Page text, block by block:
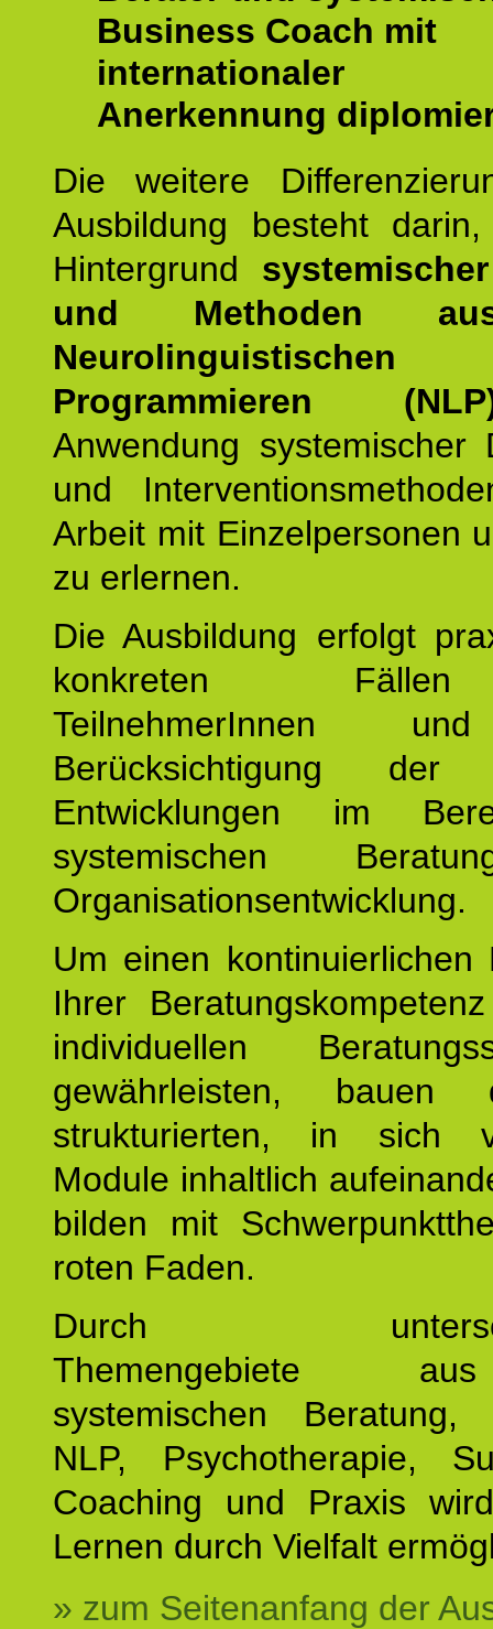
Business Coach mit
internationaler
Anerkennung
Die weitere
Ausbildung besteht
Hintergrund
und Methoden
Neurolinguistischen
Programmieren
Anwendung systemischer
und
Arbeit mit Einzelpersonen
zu erlernen.
Die Ausbildung erfolgt
konkreten
TeilnehmerInnen
Berücksichtigung der
Entwicklungen im
systemischen
Organisationsentwicklung.
Um einen kontinuierlichen
Ihrer
individuellen
gewährleisten,
strukturierten, in sich
Module inhaltlich
bilden mit
roten Faden.
Durch
Themengebiete
systemischen Beratung,
NLP, Psychotherapie,
Coaching und Praxis
Lernen durch Vielfalt
» zum Seitenanfang der